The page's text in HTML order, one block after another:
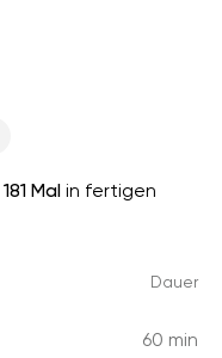
181 Mal in fertigen
Dauer
60 min